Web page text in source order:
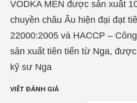
VODKA MEN được sản xuất
chuyền châu Âu hiện đại đạt
22000:2005 và HACCP –
sản xuất tiên tiến từ Nga,
kỹ sư Nga
VIẾT ĐÁNH GIÁ